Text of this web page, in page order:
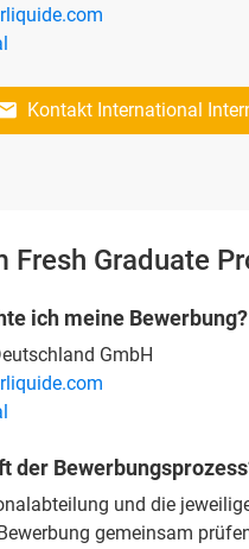
Kontakt International
Fresh Graduate
ich meine Bewerbung?
GmbH
der
und die
gemeinsam